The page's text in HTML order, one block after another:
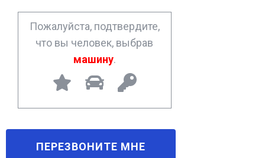
*
Пожалуйста, подтвердите,
что вы человек, выбрав
машину.